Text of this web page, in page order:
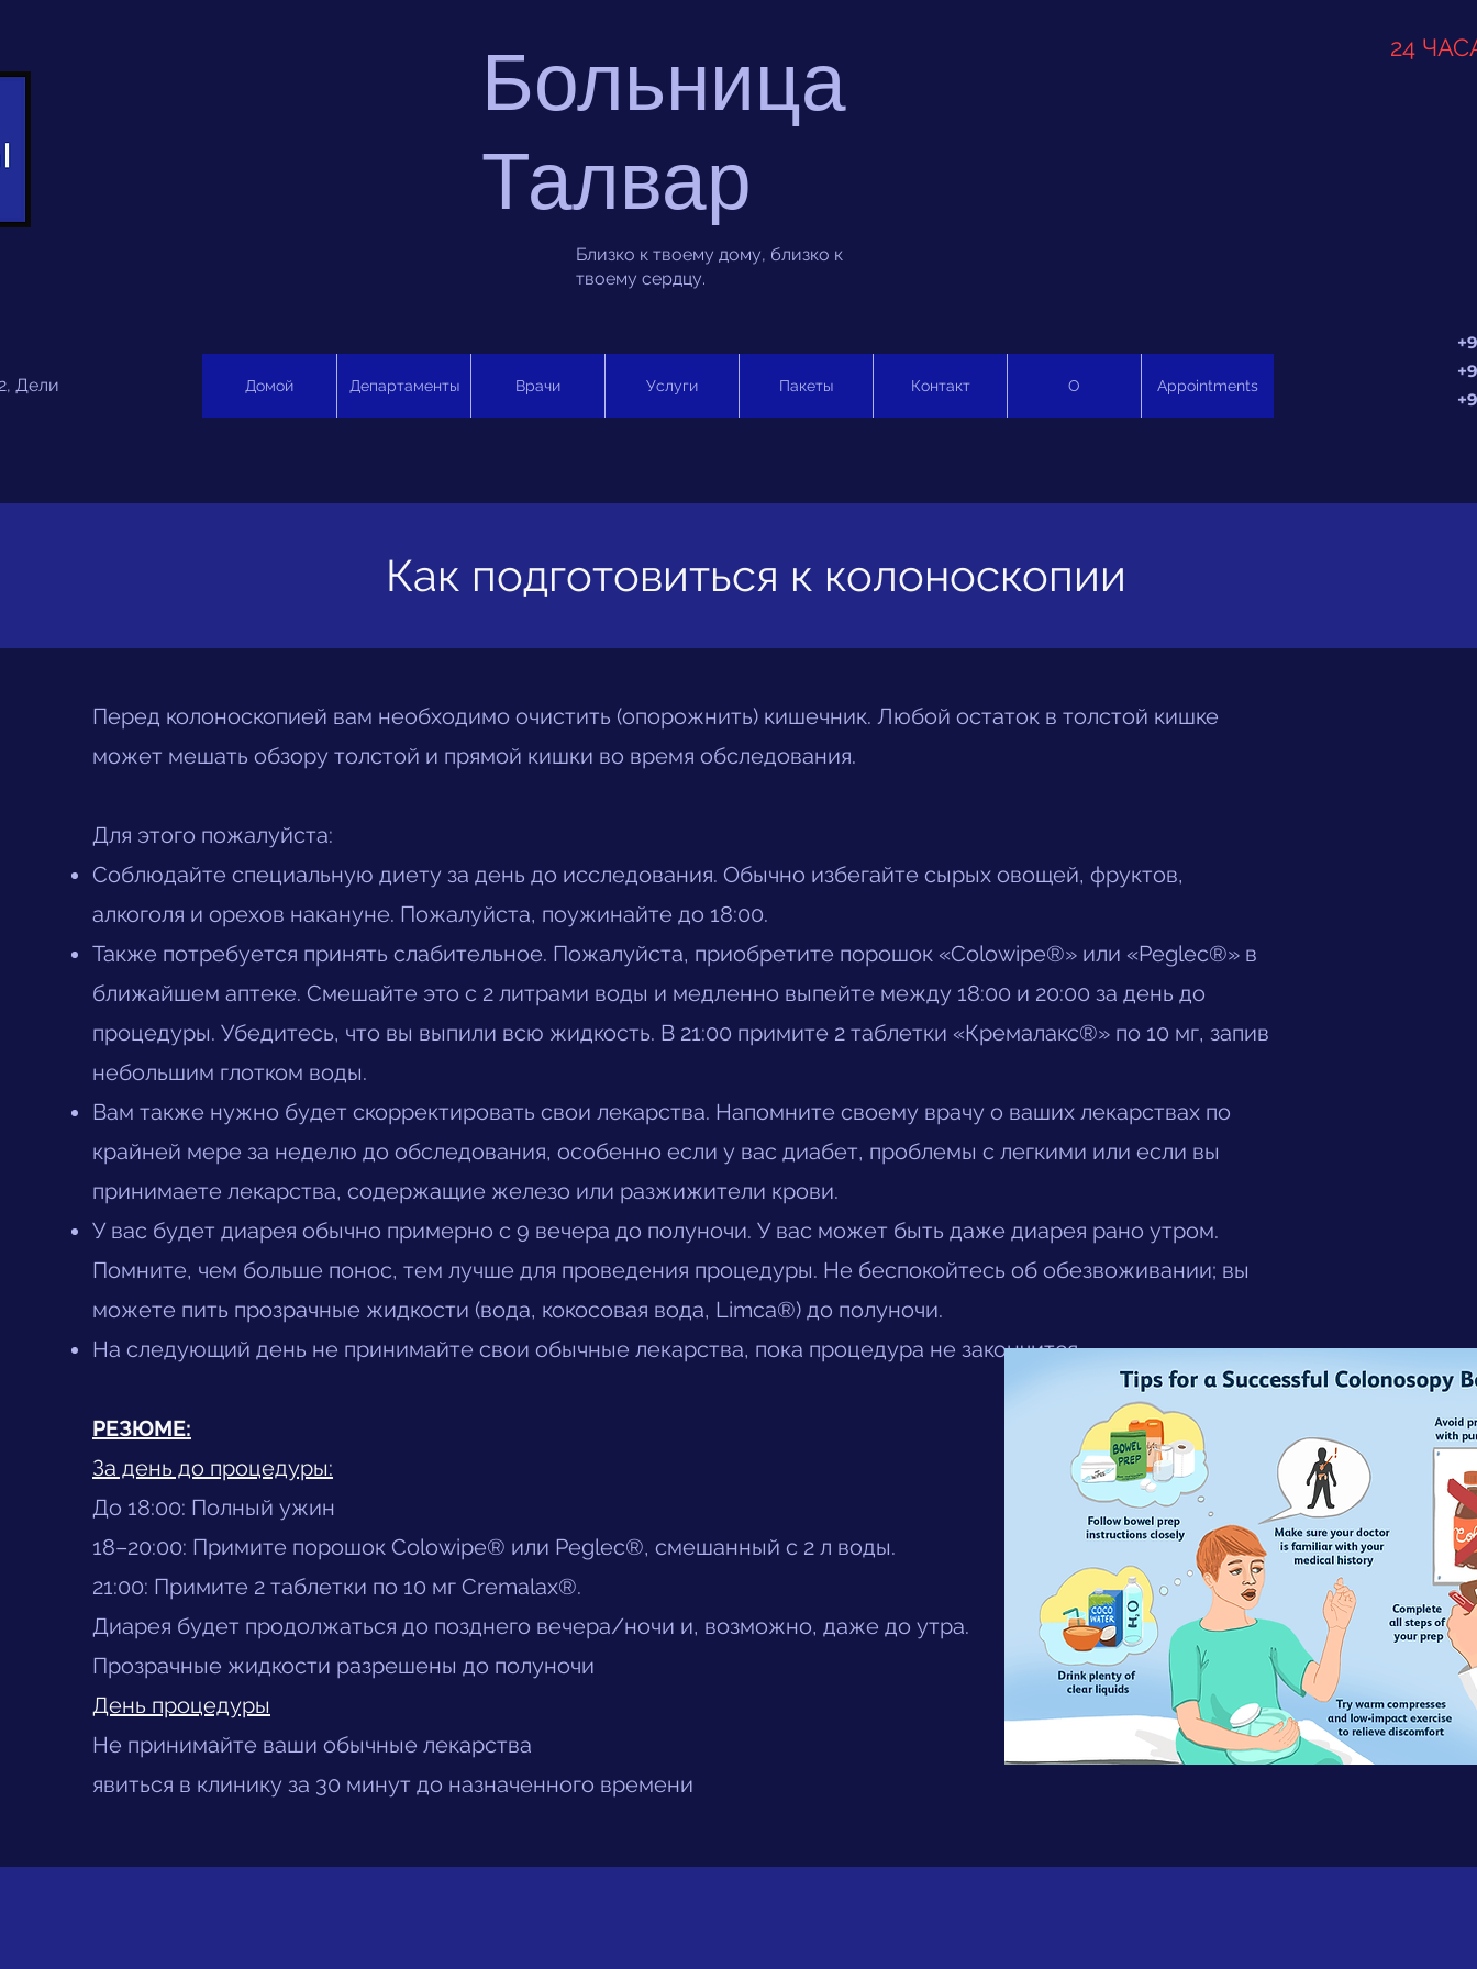
Дели
Больница
Талвар
Близко к твоему дому, близко к
твоему сердцу.
Домой Департаменты Врачи Услуги Пакеты Контакт О Appointments
24
Как подготовиться к колоноскопии
Перед колоноскопией вам необходимо очистить (опорожнить) кишечник. Любой остаток в толстой кишке
может мешать обзору толстой и прямой кишки во время обследования.
Для этого пожалуйста:
Соблюдайте специальную диету за день до исследования. Обычно избегайте сырых овощей, фруктов,
алкоголя и орехов накануне. Пожалуйста, поужинайте до 18:00.
Также потребуется принять слабительное. Пожалуйста, приобретите порошок «Colowipe®» или «Peglec®» в
ближайшем аптеке. Смешайте это с 2 литрами воды и медленно выпейте между 18:00 и 20:00 за день до
процедуры. Убедитесь, что вы выпили всю жидкость. В 21:00 примите 2 таблетки «Кремалакс®» по 10 мг, запив
небольшим глотком воды.
Вам также нужно будет скорректировать свои лекарства. Напомните своему врачу о ваших лекарствах по
крайней мере за неделю до обследования, особенно если у вас диабет, проблемы с легкими или если вы
принимаете лекарства, содержащие железо или разжижители крови.
У вас будет диарея обычно примерно с 9 вечера до полуночи. У вас может быть даже диарея рано утром.
Помните, чем больше понос, тем лучше для проведения процедуры. Не беспокойтесь об обезвоживании; вы
можете пить прозрачные жидкости (вода, кокосовая вода, Limca®) до полуночи.
На следующий день не принимайте свои обычные лекарства, пока процедура не закончится.
РЕЗЮМЕ:
За день до процедуры:
До 18:00: Полный ужин
18–20:00: Примите порошок Colowipe® или Peglec®, смешанный с 2 л воды.
21:00: Примите 2 таблетки по 10 мг Cremalax®.
Диарея будет продолжаться до позднего вечера/ночи и, возможно, даже до утра.
Прозрачные жидкости разрешены до полуночи
День процедуры
Не принимайте ваши обычные лекарства
явиться в клинику за 30 минут до назначенного времени